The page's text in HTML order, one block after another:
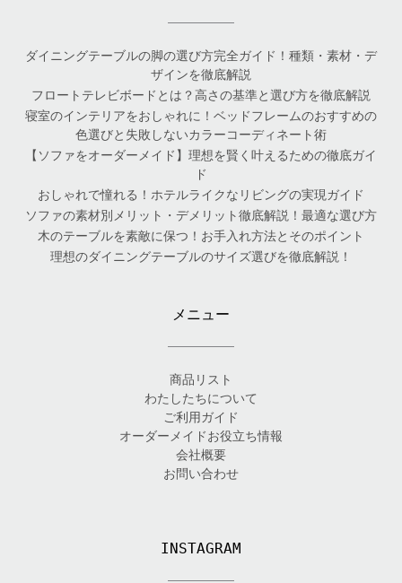
ダイニングテーブルの脚の選び方完全ガイド！種類・素材・デ
ザインを徹底解説
フロートテレビボードとは？高さの基準と選び方を徹底解説
寝室のインテリアをおしゃれに！ベッドフレームのおすすめの
色選びと失敗しないカラーコーディネート術
【ソファをオーダーメイド】理想を賢く叶えるための徹底ガイ
ド
おしゃれで憧れる！ホテルライクなリビングの実現ガイド
ソファの素材別メリット・デメリット徹底解説！最適な選び方
木のテーブルを素敵に保つ！お手入れ方法とそのポイント
理想のダイニングテーブルのサイズ選びを徹底解説！
メニュー
商品リスト
わたしたちについて
ご利用ガイド
オーダーメイドお役立ち情報
会社概要
お問い合わせ
INSTAGRAM